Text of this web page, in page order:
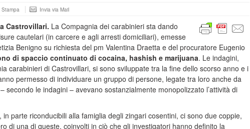
Stampa Invia via Mail
Castrovillari. La Compagnia dei carabinieri sta dando
cautelari (in carcere e agli arresti domiciliari), emesse
Benigno su richiesta del pm Valentina Draetta e del procuratore Eugenio
di spaccio continuato di cocaina, hashish e marijuana. Le indagini,
carabinieri di Castrovillari, si sono sviluppate tra la fine dello scorso anno e i
permesso di individuare un gruppo di persone, legate tra loro anche da
secondo le indagini – avevano sostanzialmente monopolizzato l’attività di
parte riconducibili alla famiglia degli zingari cosentini, ci sono due coppie,
di una di queste, coinvolti in ciò che gli investigatori hanno definito la